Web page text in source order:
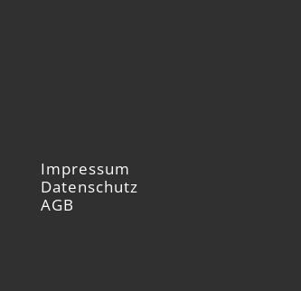
Impressum
Datenschutz
AGB